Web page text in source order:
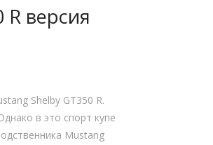
R версия
Shelby GT350 R.
в это спорт купе
Mustang